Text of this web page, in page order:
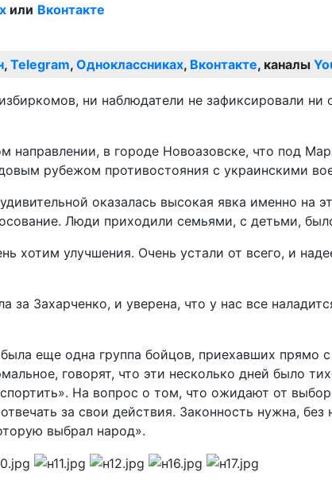
или Вконтакте
, Telegram, Одноклассниках, Вконтакте, каналы
ни наблюдатели не зафиксировали ни
в городе Новоазовске, что под
рубежом противостояния с украинскими
оказалась высокая явка именно на
Люди приходили семьями, с детьми,
улучшения. Очень устали от всего, и
Захарченко, и уверена, что у нас все
еще одна группа бойцов, приехавших прямо
говорят, что эти несколько дней было
На вопрос о том, что ожидают от
за свои действия. Законность нужна,
выбрал народ».